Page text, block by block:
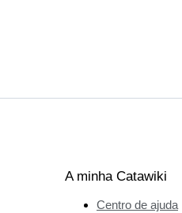
A minha Catawiki
Centro de ajuda